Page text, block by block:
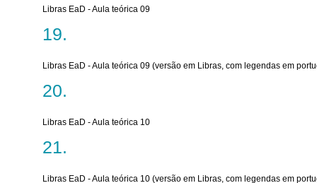
Libras EaD - Aula teórica 09
Libras EaD - Aula teórica 09 (versão em Libras, com legendas em
Libras EaD - Aula teórica 10
Libras EaD - Aula teórica 10 (versão em Libras, com legendas em